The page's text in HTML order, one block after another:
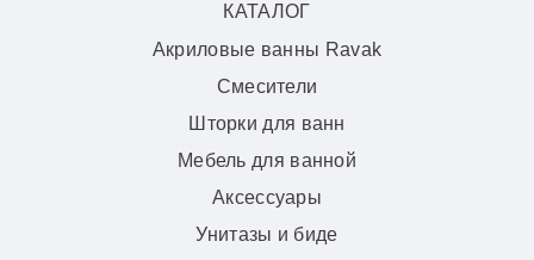
КАТАЛОГ
Акриловые ванны Ravak
Смесители
Шторки для ванн
Мебель для ванной
Аксессуары
Унитазы и биде